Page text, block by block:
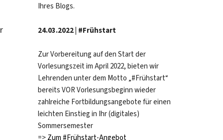
Ihres Blogs.
24.03.2022 | #Frühstart
Zur Vorbereitung auf den Start der
Vorlesungszeit im April 2022, bieten wir
Lehrenden unter dem Motto „#Frühstart“
bereits VOR Vorlesungsbeginn wieder
zahlreiche Fortbildungsangebote für einen
leichten Einstieg in Ihr (digitales)
Sommersemester
=> Zum #Frühstart-Angebot